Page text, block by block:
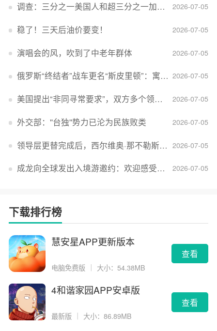
2026-07-05
调查：三分之一美国人和超三分之一加拿大人感到经济压力
2026-07-05
稳了！三天后油价要变！
2026-07-05
演唱会的风，吹到了中老年群体
2026-07-05
俄罗斯“终结者”战车更名“斯皮里顿”：寓意强大可靠，彰显俄精神力量
2026-07-05
美国提出“非同寻常要求”，双方多个领域分歧依旧，印美贸易谈判进入“关键阶段”
2026-07-05
外交部：''台独''势力已沦为民族败类
2026-07-05
领导层更替完成后，西尔维奥·那不勒斯出任Lucid首席执行官
2026-07-05
成龙向全球发出入境游邀约：欢迎感受无滤镜的真实中国
下载排行榜
慧安星APP更新版本
电脑免费版 ｜ 大小：54.38MB
查看
4和谐家园APP安卓版
最新版 大小：86.89MB
查看